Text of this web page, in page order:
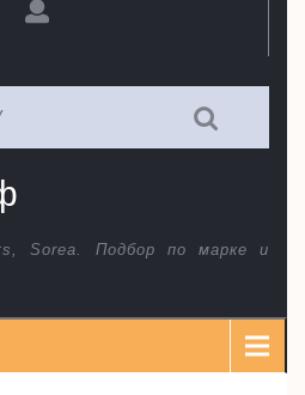
Sorea. Подбор по марке и